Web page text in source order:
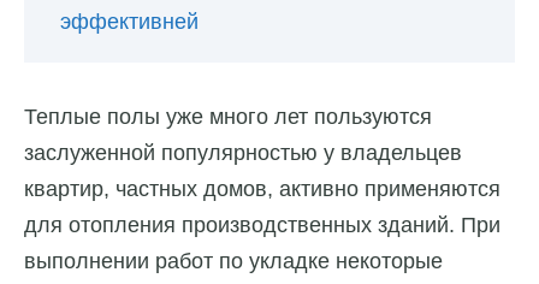
эффективней
Теплые полы уже много лет пользуются
заслуженной популярностью у владельцев
квартир, частных домов, активно применяются
для отопления производственных зданий. При
выполнении работ по укладке некоторые